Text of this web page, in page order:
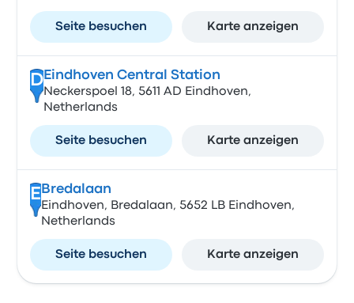
Seite besuchen Karte anzeigen
DEindhoven Central Station
Neckerspoel 18, 5611 AD Eindhoven,
Netherlands
Seite besuchen Karte anzeigen
E Bredalaan
Eindhoven, Bredalaan, 5652 LB Eindhoven,
Netherlands
Seite besuchen Karte anzeigen